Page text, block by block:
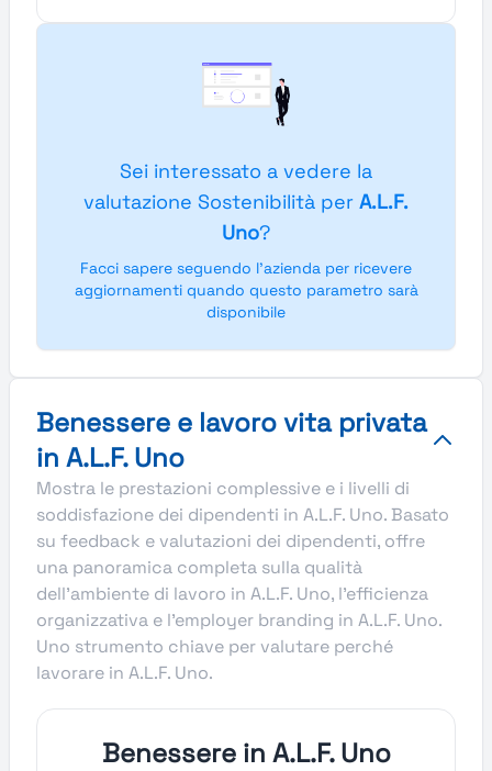
Sei interessato a vedere la
valutazione Sostenibilità per A.L.F.
Uno?
Facci sapere seguendo l'azienda per ricevere
aggiornamenti quando questo parametro sarà
disponibile
Benessere e lavoro vita privata
in A.L.F. Uno
Mostra le prestazioni complessive e i livelli di
soddisfazione dei dipendenti in A.L.F. Uno. Basato
su feedback e valutazioni dei dipendenti, offre
una panoramica completa sulla qualità
dell’ambiente di lavoro in A.L.F. Uno, l’efficienza
organizzativa e l’employer branding in A.L.F. Uno.
Uno strumento chiave per valutare perché
lavorare in A.L.F. Uno.
Benessere in A.L.F. Uno